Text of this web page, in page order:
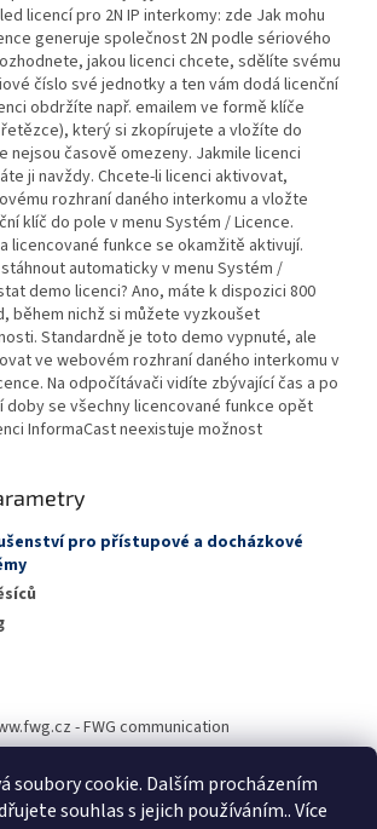
soubory cookie. Dalším procházením
souhlas s jejich používáním.. Více
licencí pro 2N IP interkomy: zde Jak mohu
generuje společnost 2N podle sériového
jakou licenci chcete, sdělíte svému
číslo své jednotky a ten vám dodá licenční
obdržíte např. emailem ve formě klíče
který si zkopírujete a vložíte do
nejsou časově omezeny. Jakmile licenci
ji navždy. Chcete-li licenci aktivovat,
rozhraní daného interkomu a vložte
klíč do pole v menu Systém / Licence.
licencované funkce se okamžitě aktivují.
automaticky v menu Systém /
demo licenci? Ano, máte k dispozici 800
během nichž si můžete vyzkoušet
Standardně je toto demo vypnuté, ale
ve webovém rozhraní daného interkomu v
Na odpočítávači vidíte zbývající čas a po
doby se všechny licencované funkce opět
InformaCast neexistuje možnost
pro přístupové a docházkové
- FWG communication